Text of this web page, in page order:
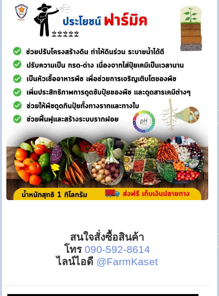
สนใจสั่งซื้อสินค้า
โทร 090-592-8614
ไลน์ไอดี @FarmKaset